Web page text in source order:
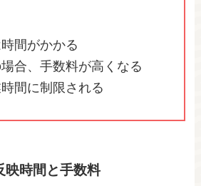
間がかかる
合、手数料が高くなる
間に制限される
映時間と手数料